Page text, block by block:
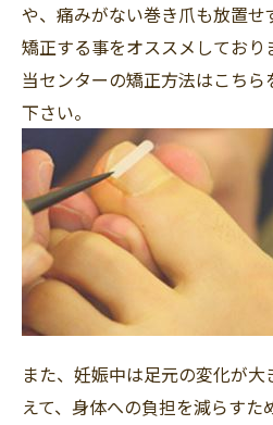
や、痛みがない巻き爪も放置
矯正する事をオススメしており
当センターの矯正方法はこち
下さい。
また、妊娠中は足元の変化が
えて、身体への負担を減らすた